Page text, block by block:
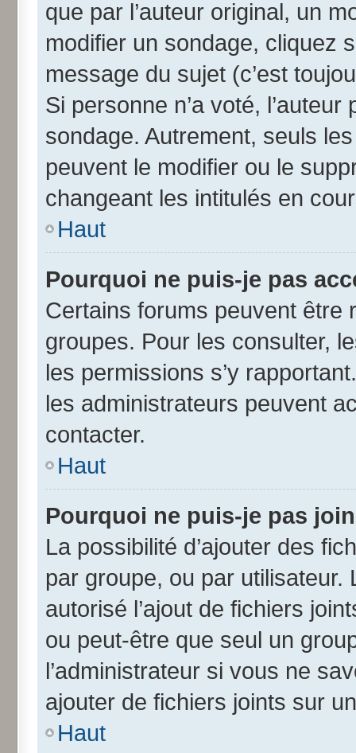
que par l’auteur original, un
modifier un sondage, cliquez
message du sujet (c’est
Si personne n’a voté,
sondage. Autrement, seuls
peuvent le modifier ou le
changeant les intitulés en
Haut
Pourquoi ne puis-je pas
Certains forums peuvent être
groupes. Pour les consulter,
les permissions s’y
les administrateurs peuvent
contacter.
Haut
Pourquoi ne puis-je pas
La possibilité d’ajouter des
par groupe, ou par utilisateur.
autorisé l’ajout de fichiers
ou peut-être que seul un
l’administrateur si vous ne
ajouter de fichiers joints sur
Haut